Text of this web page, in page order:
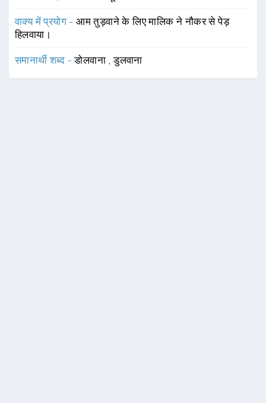
वाक्य में प्रयोग -आम तुड़वाने के लिए मालिक ने नौकर से पेड़
हिलवाया।
समानार्थी शब्द -डोलवाना ,डुलवाना